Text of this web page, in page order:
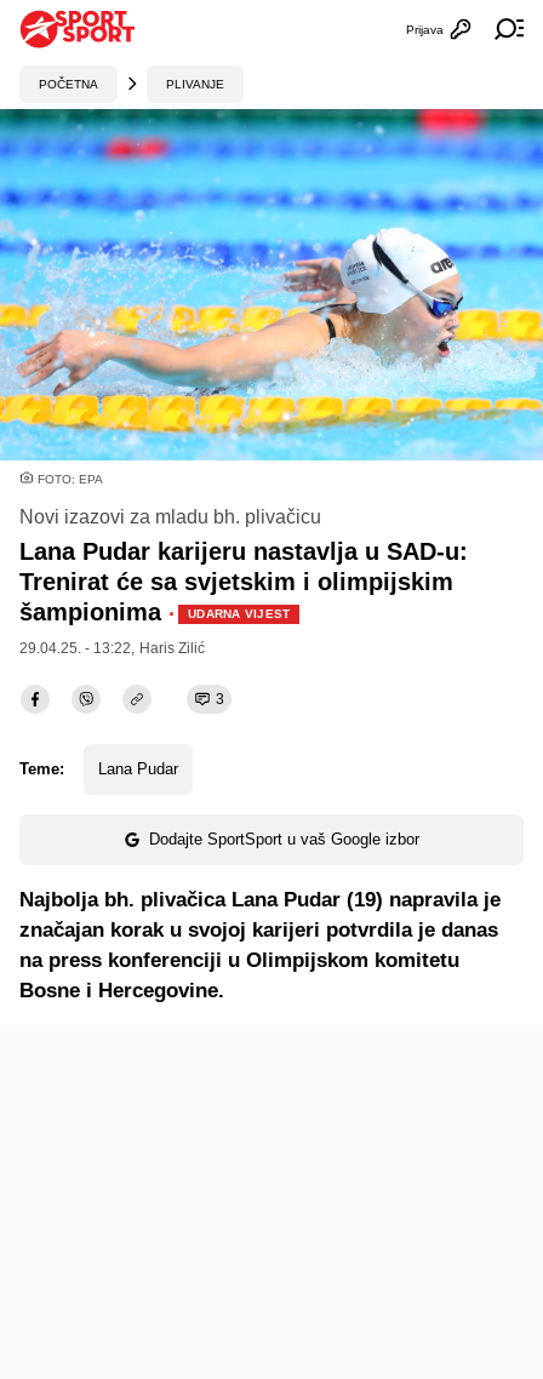
Otvori
Prijava
POČETNA PLIVANJE
FOTO: EPA
Novi izazovi za mladu bh. plivačicu
Lana Pudar karijeru nastavlja u SAD-u:
Trenirat će sa svjetskim i olimpijskim
šampionima · UDARNA VIJEST
29.04.25. - 13:22, Haris Zilić
3
Teme: Lana Pudar
Dodajte SportSport u vaš Google izbor
Najbolja bh. plivačica Lana Pudar (19) napravila je
značajan korak u svojoj karijeri potvrdila je danas
na press konferenciji u Olimpijskom komitetu
Bosne i Hercegovine.